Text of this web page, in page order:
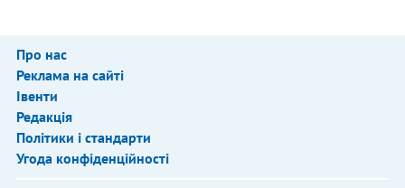
Про нас
Реклама на сайті
Івенти
Редакція
Політики і стандарти
Угода конфіденційності